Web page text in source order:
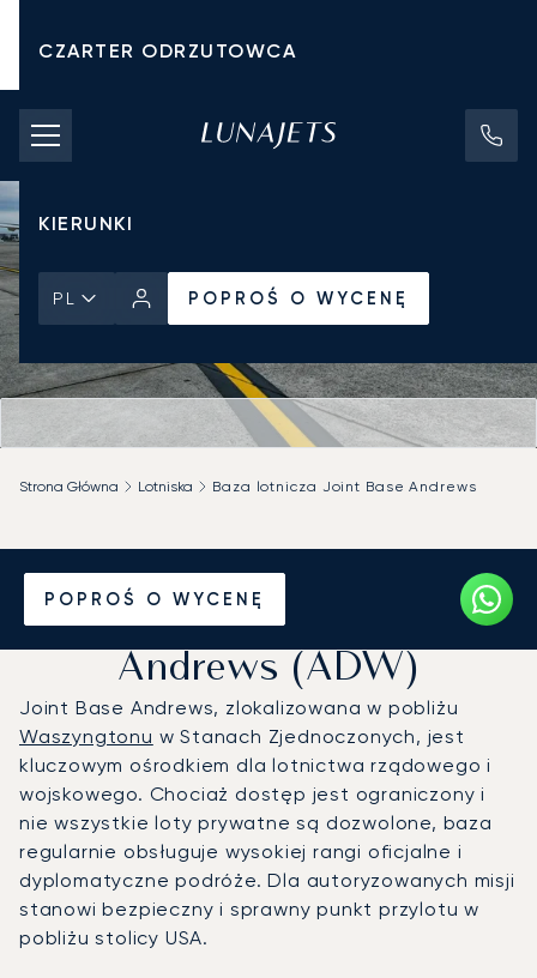
CZARTER ODRZUTOWCA
KOSZTY CZARTERU
PRYWATNE ODRZUTOWCE
KIERUNKI
PL POPROŚ O WYCENĘ
POPROŚ O WYCENĘ
Strona Główna Lotniska Baza lotnicza Joint Base Andrews
Prywatny odrzutowiec na
Bazę lotniczą Joint Base
Andrews (ADW)
Joint Base Andrews, zlokalizowana w pobliżu
Waszyngtonu w Stanach Zjednoczonych, jest
kluczowym ośrodkiem dla lotnictwa rządowego i
wojskowego. Chociaż dostęp jest ograniczony i
nie wszystkie loty prywatne są dozwolone, baza
regularnie obsługuje wysokiej rangi oficjalne i
dyplomatyczne podróże. Dla autoryzowanych misji
stanowi bezpieczny i sprawny punkt przylotu w
pobliżu stolicy USA.